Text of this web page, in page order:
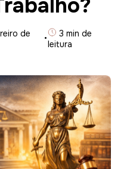
de
·
3 min de
leitura